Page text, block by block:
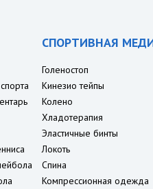
СПОРТИВНАЯ
Голеностоп
Кинезио тейпы
Колено
Хладотерапия
Эластичные бинты
Локоть
Спина
Компрессионная одежда